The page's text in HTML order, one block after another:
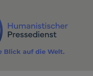
Blick auf die Welt.